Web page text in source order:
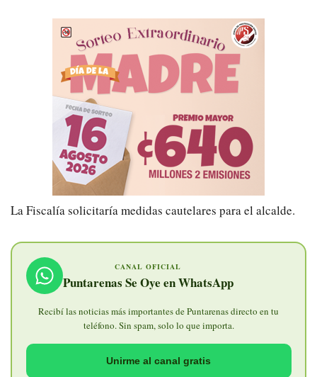
La Fiscalía solicitaría medidas cautelares para el alcalde.
CANAL OFICIAL
Puntarenas Se Oye en WhatsApp
Recibí las noticias más importantes de Puntarenas directo en tu
teléfono. Sin spam, solo lo que importa.
Unirme al canal gratis